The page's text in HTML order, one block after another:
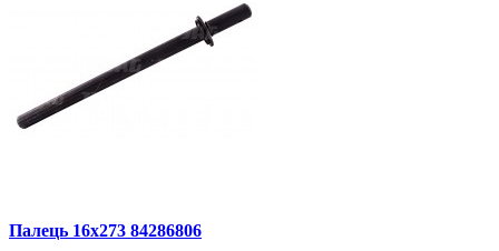
Палець 16x273 84286806